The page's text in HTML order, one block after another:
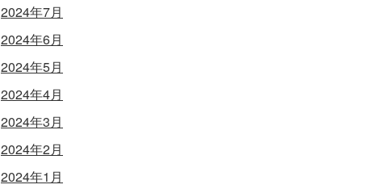
2024年7月
2024年6月
2024年5月
2024年4月
2024年3月
2024年2月
2024年1月